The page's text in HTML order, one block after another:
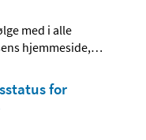
med i alle
hjemmeside,…
for